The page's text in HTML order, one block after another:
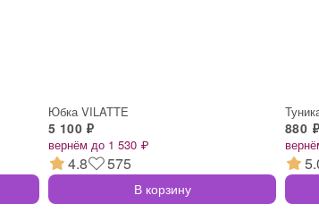
Юбка VILATTE
5 100 ₽
вернём до 1 530 ₽
4.8 575
В корзину
880 ₽